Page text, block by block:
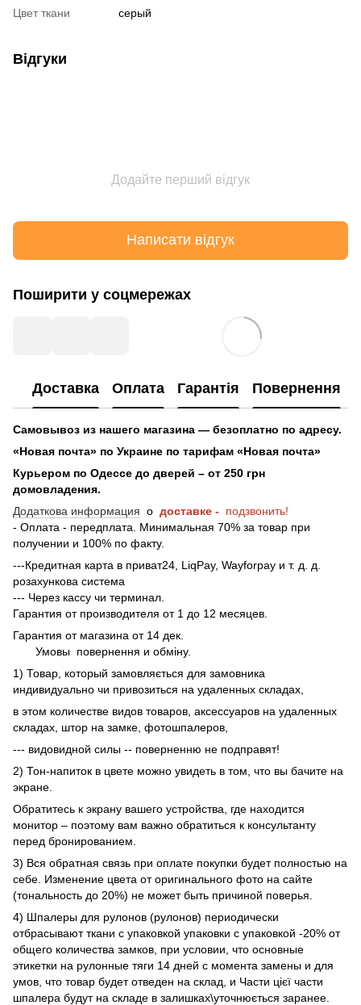
Цвет ткани
серый
Відгуки
Додайте перший відгук
Написати відгук
Поширити у соцмережах
Доставка Оплата Гарантія Повернення
Самовывоз из нашего магазина — безоплатно по адресу.
«Новая почта» по Украине по тарифам «Новая почта»
Курьером по Одессе до дверей – от 250 грн
домовладения.
Додаткова информация о доставке - подзвонить!
- Оплата - передплата. Минимальная 70% за товар при
получении и 100% по факту.
---Кредитная карта в приват24, LiqPay, Wayforpay и т. д. д.
розахункова система
--- Через кассу чи терминал.
Гарантия от производителя от 1 до 12 месяцев.
Гарантия от магазина от 14 дек.
Умовы повернення и обміну.
1) Товар, который замовляється для замовника
индивидуально чи привозиться на удаленных складах,
в этом количестве видов товаров, аксессуаров на удаленных
складах, штор на замке, фотошпалеров,
--- видовидной силы -- поверненню не подправят!
2) Тон-напиток в цвете можно увидеть в том, что вы бачите на
экране.
Обратитесь к экрану вашего устройства, где находится
монитор – поэтому вам важно обратиться к консультанту
перед бронированием.
3) Вся обратная связь при оплате покупки будет полностью на
себе. Изменение цвета от оригинального фото на сайте
(тональность до 20%) не может быть причиной поверья.
4) Шпалеры для рулонов (рулонов) периодически
отбрасывают ткани с упаковкой упаковки с упаковкой -20% от
общего количества замков, при условии, что основные
этикетки на рулонные тяги 14 дней с момента замены и для
умов, что товар будет отведен на склад, и Части цієї части
шпалера будут на складе в залишках\уточнюється заранее.